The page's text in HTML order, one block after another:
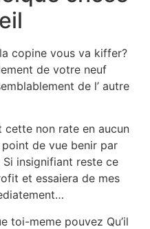
copine vous va kiffer?
de votre neuf
de l’ autre
non rate en aucun
de vue benir par
insignifiant reste ce
et essaiera de mes
toi-meme pouvez Qu’il